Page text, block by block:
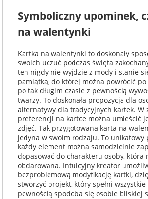
Symboliczny upominek,
na walentynki
Kartka na walentynki to doskonały
swoich uczuć podczas święta
ten nigdy nie wyjdzie z mody i stanie
pamiątką, do której można powrócić
po tak długim czasie z pewnością
twarzy. To doskonała propozycja dla
alternatywy dla tradycyjnych kartek. W
preferencji na kartce można umieścić
zdjęć. Tak przygotowana karta na
jedyna w swoim rodzaju. To unikatowy
każdy element można samodzielnie
dopasować do charakteru osoby, która
obdarowana. Intuicyjny kreator
bezproblemową modyfikację kartki,
stworzyć projekt, który spełni
pewnością spodoba się osobie bliskiej